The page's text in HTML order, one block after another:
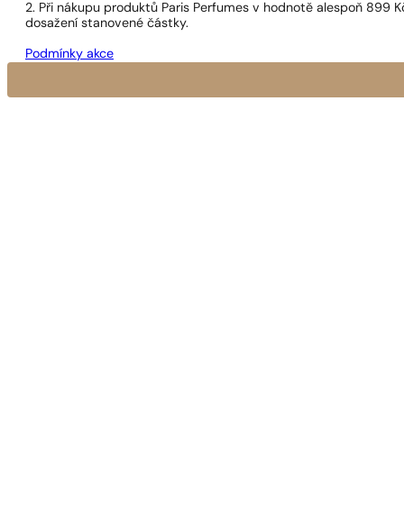
2. Při nákupu produktů Paris Perfumes v hodnotě alespoň
dosažení stanovené částky.
Podmínky akce